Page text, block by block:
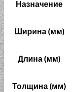
Назначение
Ширина (мм)
Длина (мм)
Толщина (мм)